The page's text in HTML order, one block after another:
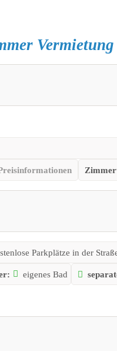
Vermietung
Parkplätze in der
eigenes Bad